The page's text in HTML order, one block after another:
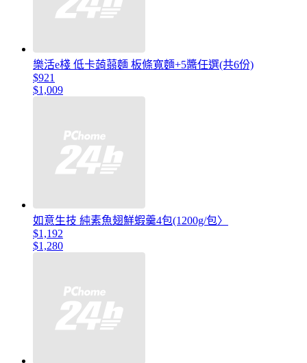
樂活e棧 低卡蒟蒻麵 板條寬麵+5醬任選(共6份)
$921
$1,009
如意生技 純素魚翅鮮蝦羹4包(1200g/包〉
$1,192
$1,280